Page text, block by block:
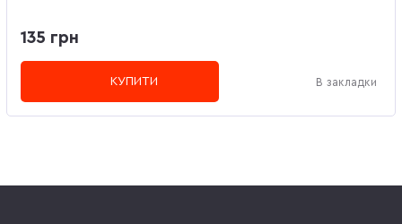
135 грн
КУПИТИ В закладки